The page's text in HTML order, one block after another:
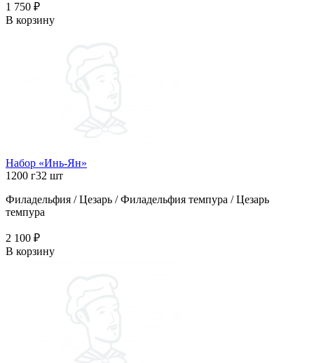
1 750 ₽
В корзину
Набор «Инь-Ян»
1200 г32 шт
Филадельфия / Цезарь / Филадельфия темпура / Цезарь
темпура
2 100 ₽
В корзину